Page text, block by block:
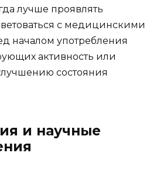
лучше проявлять
с медицинскими
началом употребления
активность или
состояния
и научные